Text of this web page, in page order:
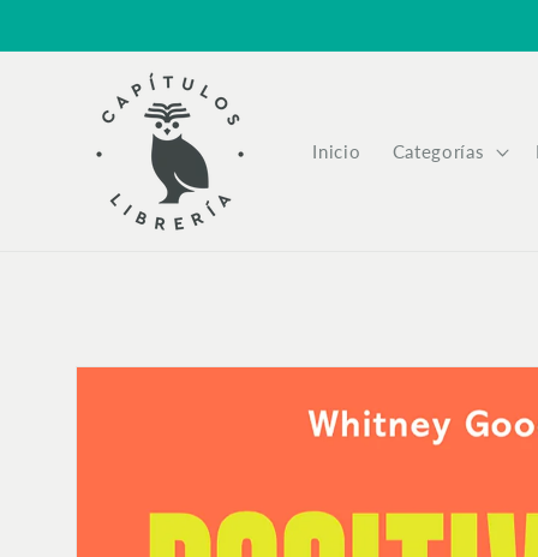
al contenido
Inicio Categorías